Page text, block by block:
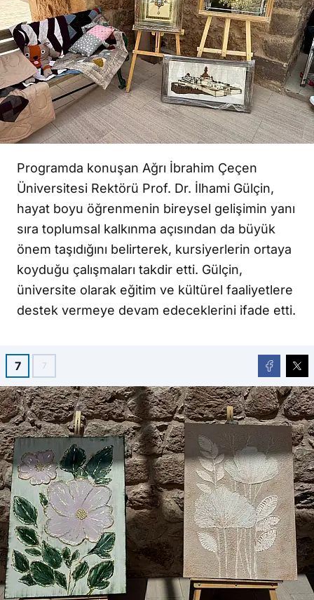
Programda konuşan Ağrı İbrahim Çeçen
Üniversitesi Rektörü Prof. Dr. İlhami Gülçin,
hayat boyu öğrenmenin bireysel gelişimin yanı
sıra toplumsal kalkınma açısından da büyük
önem taşıdığını belirterek, kursiyerlerin ortaya
koyduğu çalışmaları takdir etti. Gülçin,
üniversite olarak eğitim ve kültürel faaliyetlere
destek vermeye devam edeceklerini ifade etti.
7 7